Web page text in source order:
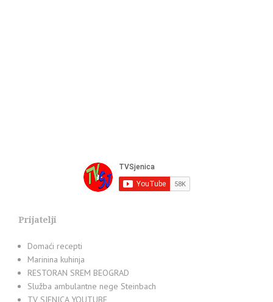
Prijatelji
Domaći recepti
Marinina kuhinja
RESTORAN SREM BEOGRAD
Služba ambulantne nege Steinbach
TV SJENICA YOUTUBE